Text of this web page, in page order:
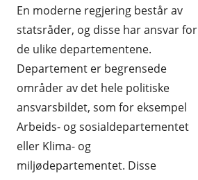
En moderne regjering består av
statsråder, og disse har ansvar for
de ulike departementene.
Departement er begrensede
områder av det hele politiske
ansvarsbildet, som for eksempel
Arbeids- og sosialdepartementet
eller Klima- og
miljødepartementet. Disse